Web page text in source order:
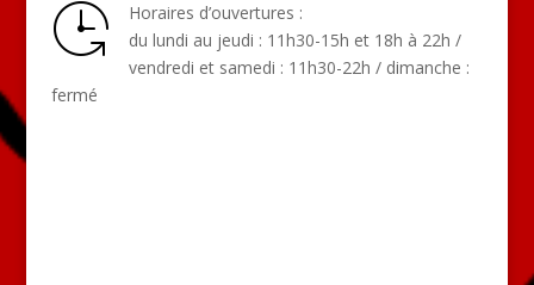
Horaires d’ouvertures :
du lundi au jeudi : 11h30-15h et 18h à 22h /
vendredi et samedi : 11h30-22h / dimanche :
fermé